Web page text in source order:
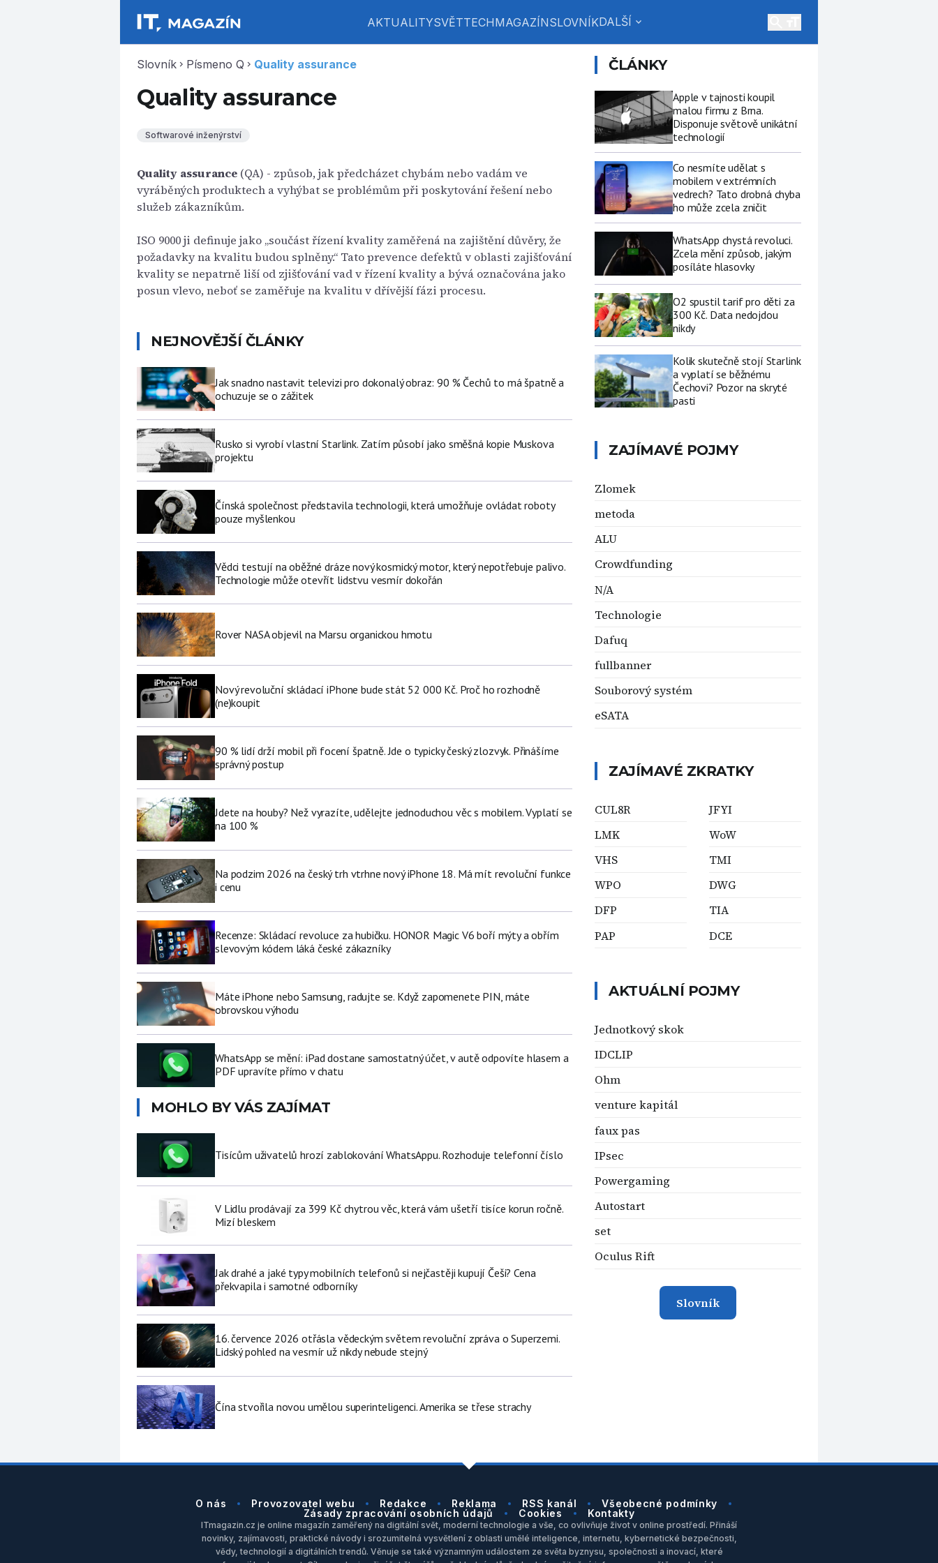
AKTUALITYSVĚTTECHMAGAZÍNSLOVNÍKDALŠÍ expand_more
Slovník chevron_right Písmeno Q chevron_right Quality assurance
Quality assurance
Softwarové inženýrství
Quality assurance (QA) - způsob, jak předcházet chybám nebo vadám ve
vyráběných produktech a vyhýbat se problémům při poskytování řešení nebo
služeb zákazníkům.
ISO 9000 ji definuje jako „součást řízení kvality zaměřená na zajištění důvěry, že
požadavky na kvalitu budou splněny.“ Tato prevence defektů v oblasti zajišťování
kvality se nepatrně liší od zjišťování vad v řízení kvality a bývá označována jako
posun vlevo, neboť se zaměřuje na kvalitu v dřívější fázi procesu.
NEJNOVĚJŠÍ ČLÁNKY
Jak snadno nastavit televizi pro dokonalý obraz: 90 % Čechů to má špatně a
ochuzuje se o zážitek
Rusko si vyrobí vlastní Starlink. Zatím působí jako směšná kopie Muskova
projektu
Čínská společnost představila technologii, která umožňuje ovládat roboty
pouze myšlenkou
Vědci testují na oběžné dráze nový kosmický motor, který nepotřebuje palivo.
Technologie může otevřít lidstvu vesmír dokořán
Rover NASA objevil na Marsu organickou hmotu
Nový revoluční skládací iPhone bude stát 52 000 Kč. Proč ho rozhodně
(ne)koupit
90 % lidí drží mobil při focení špatně. Jde o typicky český zlozvyk. Přinášíme
správný postup
Jdete na houby? Než vyrazíte, udělejte jednoduchou věc s mobilem. Vyplatí se
na 100 %
Na podzim 2026 na český trh vtrhne nový iPhone 18. Má mít revoluční funkce
i cenu
Recenze: Skládací revoluce za hubičku. HONOR Magic V6 boří mýty a obřím
slevovým kódem láká české zákazníky
Máte iPhone nebo Samsung, radujte se. Když zapomenete PIN, máte
obrovskou výhodu
WhatsApp se mění: iPad dostane samostatný účet, v autě odpovíte hlasem a
PDF upravíte přímo v chatu
MOHLO BY VÁS ZAJÍMAT
Tisícům uživatelů hrozí zablokování WhatsAppu. Rozhoduje telefonní číslo
V Lidlu prodávají za 399 Kč chytrou věc, která vám ušetří tisíce korun ročně.
Mizí bleskem
Jak drahé a jaké typy mobilních telefonů si nejčastěji kupují Češi? Cena
překvapila i samotné odborníky
16. července 2026 otřásla vědeckým světem revoluční zpráva o Superzemi.
Lidský pohled na vesmír už nikdy nebude stejný
Čína stvořila novou umělou superinteligenci. Amerika se třese strachy
ČLÁNKY
Apple v tajnosti koupil
malou firmu z Brna.
Disponuje světově unikátní
technologií
Co nesmíte udělat s
mobilem v extrémních
vedrech? Tato drobná chyba
ho může zcela zničit
WhatsApp chystá revoluci.
Zcela mění způsob, jakým
posíláte hlasovky
O2 spustil tarif pro děti za
300 Kč. Data nedojdou
nikdy
Kolik skutečně stojí Starlink
a vyplatí se běžnému
Čechovi? Pozor na skryté
pasti
ZAJÍMAVÉ POJMY
Zlomek
metoda
ALU
Crowdfunding
N/A
Technologie
Dafuq
fullbanner
Souborový systém
eSATA
ZAJÍMAVÉ ZKRATKY
CUL8R
LMK
VHS
WPO
DFP
PAP
JFYI
WoW
TMI
DWG
TIA
DCE
AKTUÁLNÍ POJMY
Jednotkový skok
IDCLIP
Ohm
venture kapitál
faux pas
IPsec
Powergaming
Autostart
set
Oculus Rift
Slovník
O nás Provozovatel webu Redakce Reklama RSS kanál
Všeobecné podmínky
Zásady zpracování osobních údajů
Cookies Kontakty
ITmagazin.cz je online magazín zaměřený na digitální svět, moderní technologie a vše, co ovlivňuje život v online prostředí. Přináší
novinky, zajímavosti, praktické návody i srozumitelná vysvětlení z oblasti umělé inteligence, internetu, kybernetické bezpečnosti,
vědy, technologií a digitálních trendů. Věnuje se také významným událostem ze světa byznysu, společnosti a inovací, které